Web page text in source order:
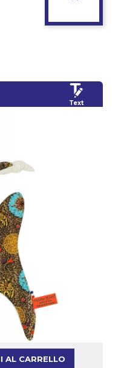
Text
AL CARRELLO